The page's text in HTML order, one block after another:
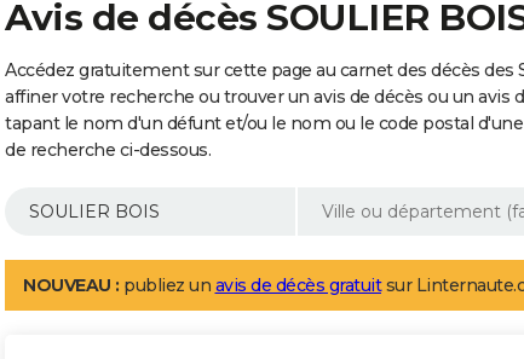
Avis de décès SOULIER
Accédez gratuitement sur cette page au carnet des décès des
affiner votre recherche ou trouver un avis de décès ou un avis
tapant le nom d'un défunt et/ou le nom ou le code postal
de recherche ci-dessous.
NOUVEAU : publiez un avis de décès gratuitsur